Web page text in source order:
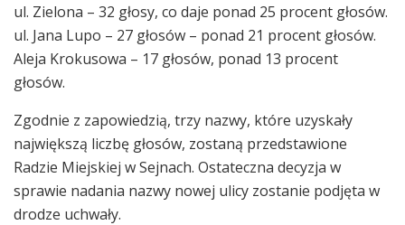
ul. Zielona – 32 głosy, co daje ponad 25 procent głosów.
ul. Jana Lupo – 27 głosów – ponad 21 procent głosów.
Aleja Krokusowa – 17 głosów, ponad 13 procent
głosów.
Zgodnie z zapowiedzią, trzy nazwy, które uzyskały
największą liczbę głosów, zostaną przedstawione
Radzie Miejskiej w Sejnach. Ostateczna decyzja w
sprawie nadania nazwy nowej ulicy zostanie podjęta w
drodze uchwały.